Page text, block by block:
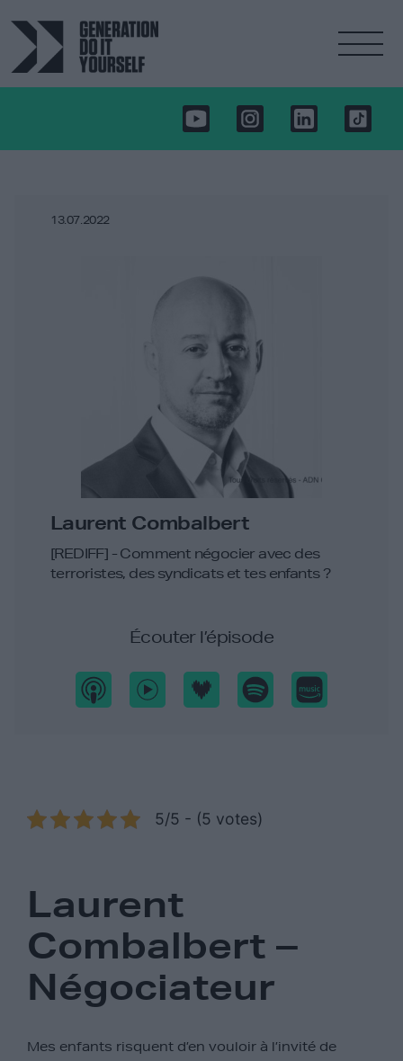
13.07.2022
Laurent Combalbert
[REDIFF] - Comment négocier avec des
terroristes, des syndicats et tes enfants ?
Écouter l’épisode
5/5 - (5 votes)
Laurent
Combalbert –
Négociateur
Mes enfants risquent d’en vouloir à l’invité de